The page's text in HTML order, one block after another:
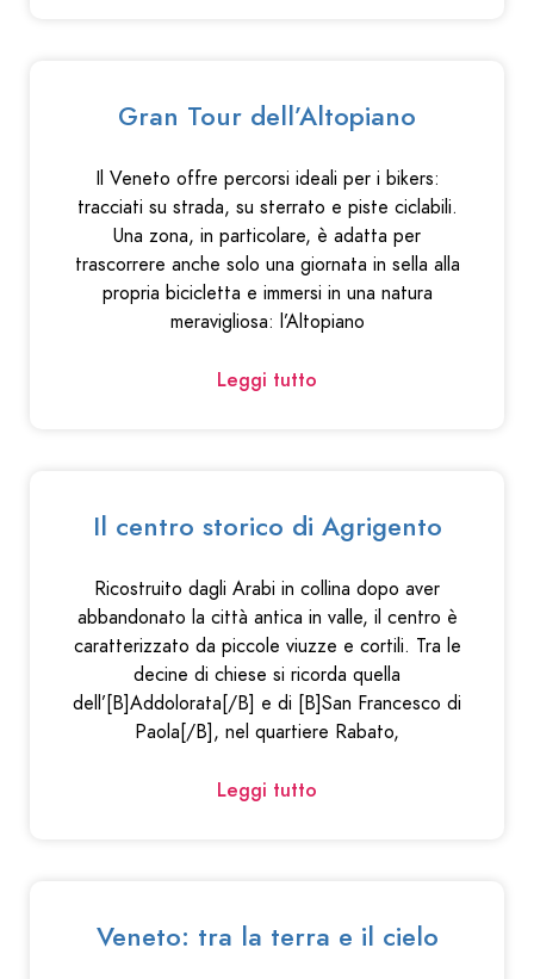
Gran Tour dell’Altopiano
Il Veneto offre percorsi ideali per i bikers:
tracciati su strada, su sterrato e piste ciclabili.
Una zona, in particolare, è adatta per
trascorrere anche solo una giornata in sella alla
propria bicicletta e immersi in una natura
meravigliosa: l’Altopiano
Leggi tutto
Il centro storico di Agrigento
Ricostruito dagli Arabi in collina dopo aver
abbandonato la città antica in valle, il centro è
caratterizzato da piccole viuzze e cortili. Tra le
decine di chiese si ricorda quella
dell’[B]Addolorata[/B] e di [B]San Francesco di
Paola[/B], nel quartiere Rabato,
Leggi tutto
Veneto: tra la terra e il cielo